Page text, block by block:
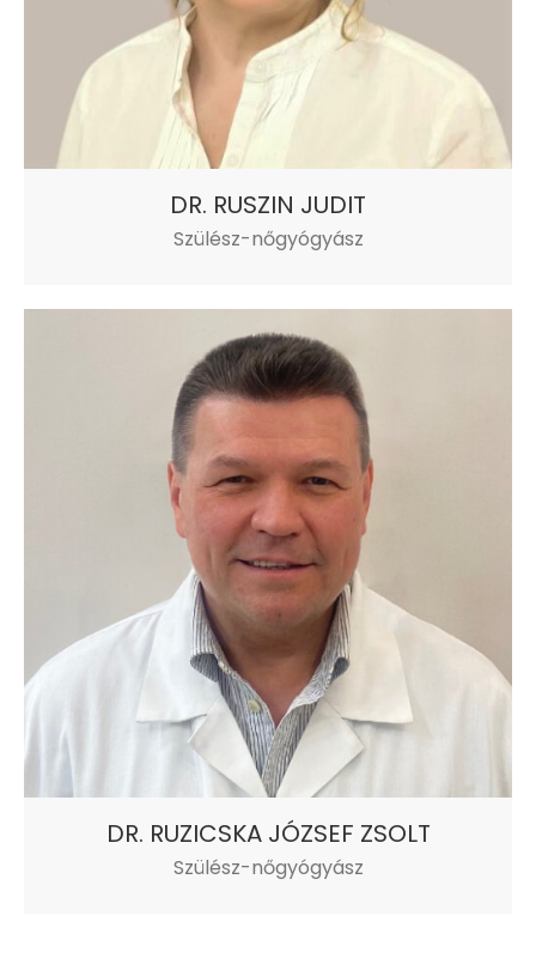
DR. RUSZIN JUDIT
Szülész-nőgyógyász
DR. RUZICSKA JÓZSEF ZSOLT
Szülész-nőgyógyász